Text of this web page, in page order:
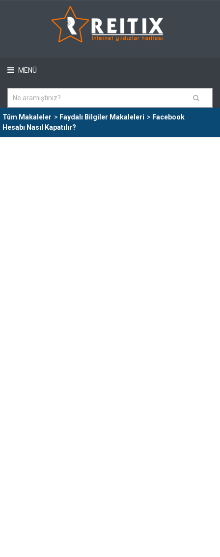
MENÜ
Tüm Makaleler > Faydalı Bilgiler Makaleleri > Facebook
Hesabı Nasıl Kapatılır?